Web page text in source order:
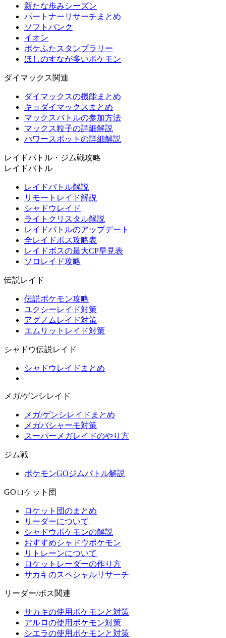
新たな歩みシーズン
パートナーリサーチまとめ
ソフトバンク
イオン
ポケふたスタンプラリー
ほしのすなが多いポケモン
ダイマックス関連
ダイマックスの機能まとめ
キョダイマックスまとめ
マックスバトルの参加方法
マックス粒子の詳細解説
パワースポットの詳細解説
レイドバトル・ジム戦攻略
レイドバトル
レイドバトル解説
リモートレイド解説
シャドウレイド
ライトクリスタル解説
レイドバトルのアップデート
全レイドボス攻略表
レイドボスの最大CP早見表
ソロレイド攻略
伝説レイド
伝説ポケモン攻略
ユクシーレイド対策
アグノムレイド対策
エムリットレイド対策
シャドウ伝説レイド
シャドウレイドまとめ
メガ/ゲンシレイド
メガ/ゲンシレイドまとめ
メガバシャーモ対策
スーパーメガレイドのやり方
ジム戦
ポケモンGOジムバトル解説
GOロケット団
ロケット団のまとめ
リーダーについて
シャドウポケモンの解説
おすすめシャドウポケモン
リトレーンについて
ロケットレーダーの作り方
サカキのスペシャルリサーチ
リーダー/ボス関連
サカキの使用ポケモンと対策
アルロの使用ポケモン対策
シエラの使用ポケモンと対策